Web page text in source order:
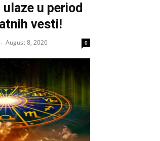
u period
vesti!
- August 8, 2026 0